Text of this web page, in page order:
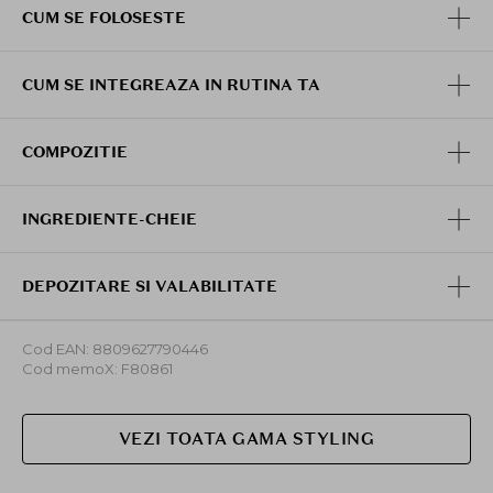
CUM SE FOLOSESTE
CUM SE INTEGREAZA IN RUTINA TA
COMPOZITIE
INGREDIENTE-CHEIE
DEPOZITARE SI VALABILITATE
Cod EAN: 8809627790446
Cod memoX: F80861
VEZI TOATA GAMA STYLING